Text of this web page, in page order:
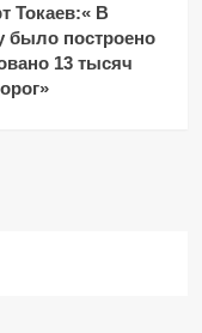
Токаев:« В
было построено
13 тысяч